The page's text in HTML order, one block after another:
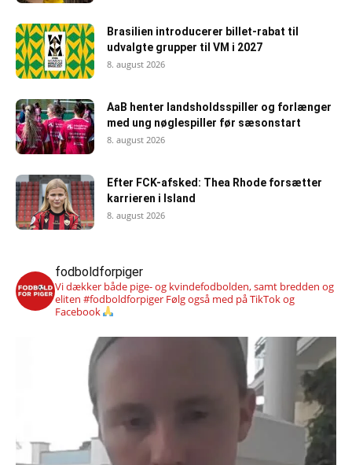
Brasilien introducerer billet-rabat til
udvalgte grupper til VM i 2027
8. august 2026
AaB henter landsholdsspiller og forlænger
med ung nøglespiller før sæsonstart
8. august 2026
Efter FCK-afsked: Thea Rhode forsætter
karrieren i Island
8. august 2026
fodboldforpiger
Vi dækker både pige- og kvindefodbolden, samt bredden og
eliten #fodboldforpiger Følg også med på TikTok og
Facebook